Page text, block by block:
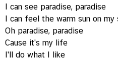
I can see paradise, paradise
I can feel the warm sun on my
Oh paradise, paradise
Cause it's my life
I'll do what I like